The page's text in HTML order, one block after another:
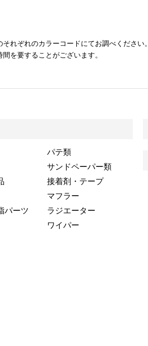
れぞれのカラーコードにてお調べください。
を要することがございます。
パテ類
サンドペーパー類
接着剤・テープ
マフラー
パーツ
ラジエーター
ワイパー